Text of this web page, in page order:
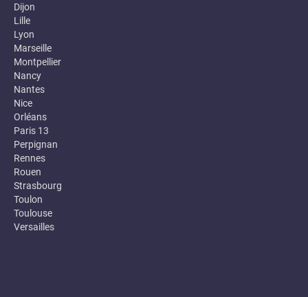
Dijon
Lille
Lyon
Marseille
Montpellier
Nancy
Nantes
Nice
Orléans
Paris 13
Perpignan
Rennes
Rouen
Strasbourg
Toulon
Toulouse
Versailles